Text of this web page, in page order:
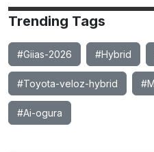
Trending Tags
#Giias-2026 #Hybrid
#Toyota-veloz-hybrid
#Ai-ogura